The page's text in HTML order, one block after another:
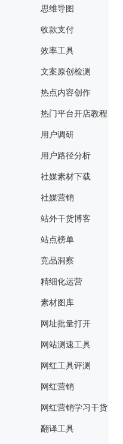
思维导图
收款支付
效率工具
文案原创检测
热点内容创作
热门平台开店教程
用户调研
用户路径分析
社媒素材下载
社媒营销
站外干货博客
站点榜单
竞品洞察
精细化运营
素材图库
网址批量打开
网站测速工具
网红工具评测
网红营销
网红营销学习干货
翻译工具